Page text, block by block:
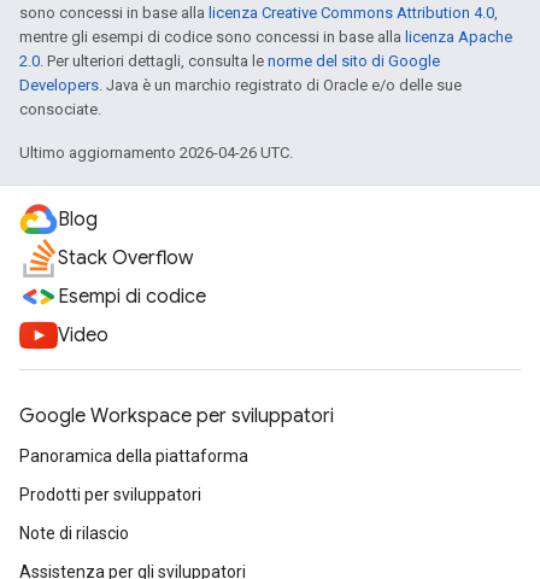
sono concessi in base alla licenza Creative Commons Attribution 4.0,
mentre gli esempi di codice sono concessi in base alla licenza Apache
2.0. Per ulteriori dettagli, consulta le norme del sito di Google
Developers. Java è un marchio registrato di Oracle e/o delle sue
consociate.
Ultimo aggiornamento 2026-04-26 UTC.
Blog
Stack Overflow
Esempi di codice
Video
Google Workspace per sviluppatori
Panoramica della piattaforma
Prodotti per sviluppatori
Note di rilascio
Assistenza per gli sviluppatori